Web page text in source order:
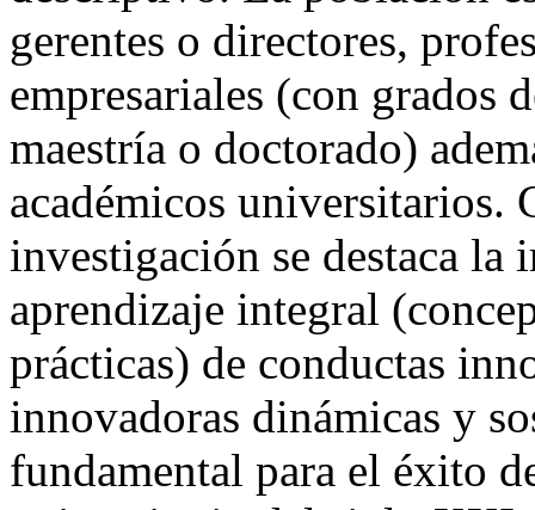
gerentes o directores,
empresariales (con grados
maestría o doctorado)
académicos
investigación se destaca
aprendizaje integral
prácticas) de conductas
innovadoras dinámicas y
fundamental para el éxito